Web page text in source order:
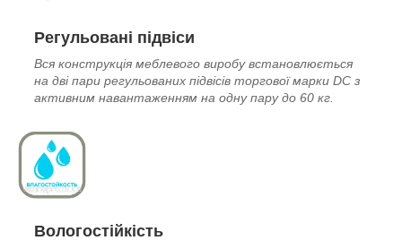
Регульовані підвіси
Вся конструкція меблевого виробу встановлюється
на дві пари регульованих підвісів торгової марки DC з
активним навантаженням на одну пару до 60 кг.
Вологостійкість